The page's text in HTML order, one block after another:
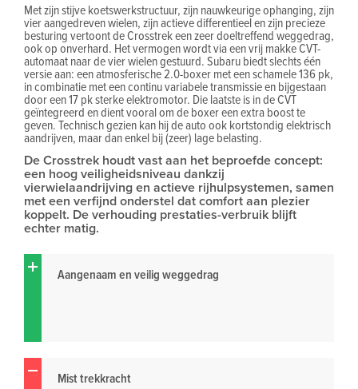
Met zijn stijve koetswerkstructuur, zijn nauwkeurige ophanging, zijn
vier aangedreven wielen, zijn actieve differentieel en zijn precieze
besturing vertoont de Crosstrek een zeer doeltreffend weggedrag,
ook op onverhard. Het vermogen wordt via een vrij makke CVT-
automaat naar de vier wielen gestuurd. Subaru biedt slechts één
versie aan: een atmosferische 2.0-boxer met een schamele 136 pk,
in combinatie met een continu variabele transmissie en bijgestaan
door een 17 pk sterke elektromotor. Die laatste is in de CVT
geïntegreerd en dient vooral om de boxer een extra boost te
geven. Technisch gezien kan hij de auto ook kortstondig elektrisch
aandrijven, maar dan enkel bij (zeer) lage belasting.
De Crosstrek houdt vast aan het beproefde concept:
een hoog veiligheidsniveau dankzij
vierwielaandrijving en actieve rijhulpsystemen, samen
met een verfijnd onderstel dat comfort aan plezier
koppelt. De verhouding prestaties-verbruik blijft
echter matig.
Aangenaam en veilig weggedrag
Mist trekkracht